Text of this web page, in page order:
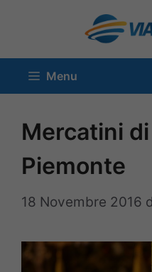
contenuto
Menu
Mercatini
Piemonte
18 Novembre 2016